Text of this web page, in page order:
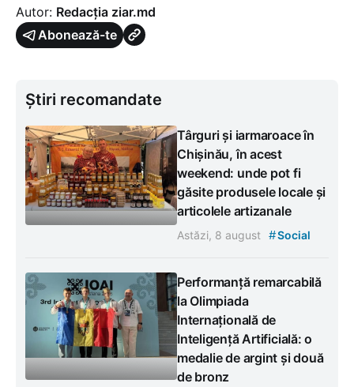
Autor: Redacția ziar.md
Abonează-te
Știri recomandate
Târguri și iarmaroace în
Chișinău, în acest
weekend: unde pot fi
găsite produsele locale și
articolele artizanale
Astăzi, 8 august #Social
Performanță remarcabilă
la Olimpiada
Internațională de
Inteligență Artificială: o
medalie de argint și două
de bronz